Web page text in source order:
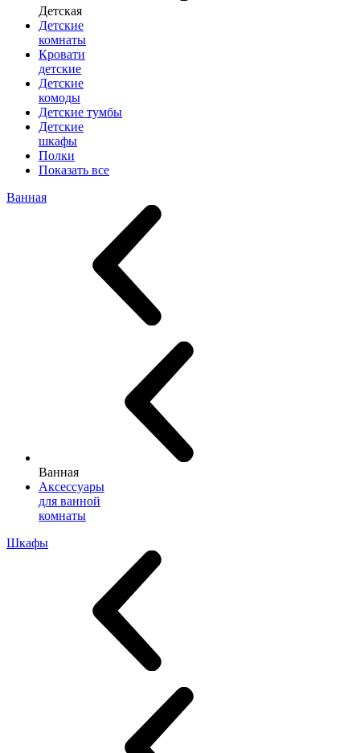
Детская
Детские
комнаты
Кровати
детские
Детские
комоды
Детские тумбы
Детские
шкафы
Полки
Показать все
Ванная
Ванная
Аксессуары
для ванной
комнаты
Шкафы